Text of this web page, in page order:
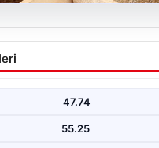
fiyatları il il
ve küçükbaş
kurbanlık fiyatları
47.74
55.25